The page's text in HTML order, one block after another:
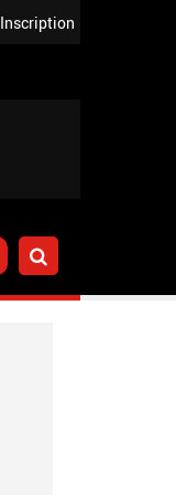
Inscription